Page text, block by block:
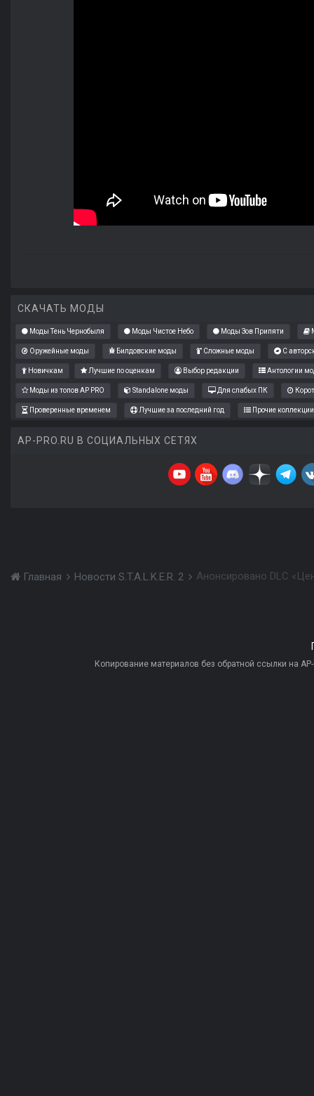
СКАЧАТЬ МОДЫ
Моды Тень Чернобыля Моды Чистое Небо Моды Зов Припяти
Оружейные моды Билдовские моды Сложные моды С
Новичкам Лучшие по оценкам Выбор редакции Антологии
Моды из топов AP PRO Standalone моды Для слабых ПК
Проверенные временем Лучшие за последний год Прочие коллекции
AP-PRO.RU В СОЦИАЛЬНЫХ СЕТЯХ
Главная Новости S.T.A.L.K.E.R. 2 Анонсировано DLC
Копирование материалов без обратной ссылки на